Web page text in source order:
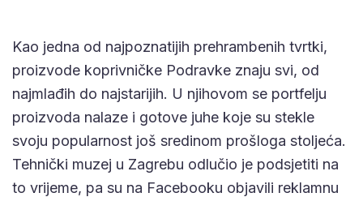
Kao jedna od najpoznatijih prehrambenih tvrtki,
proizvode koprivničke Podravke znaju svi, od
najmlađih do najstarijih. U njihovom se portfelju
proizvoda nalaze i gotove juhe koje su stekle
svoju popularnost još sredinom prošloga stoljeća.
Tehnički muzej u Zagrebu odlučio je podsjetiti na
to vrijeme, pa su na Facebooku objavili reklamnu